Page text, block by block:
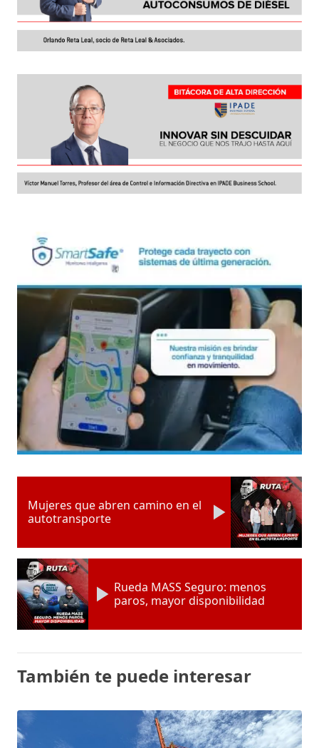
Mujeres que abren camino en el
autotransporte
Rueda MASS Seguro: menos
paros, mayor disponibilidad
También te puede interesar